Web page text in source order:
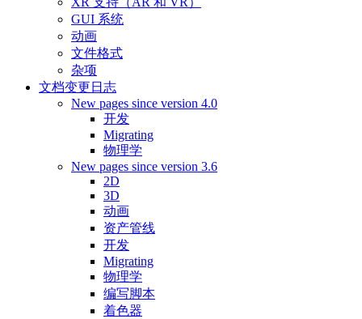
GUI 系统
动画
文件格式
杂项
文档变更日志
New pages since version 4.0
开发
Migrating
物理学
New pages since version 3.6
2D
3D
动画
资产管线
开发
Migrating
物理学
编写脚本
着色器